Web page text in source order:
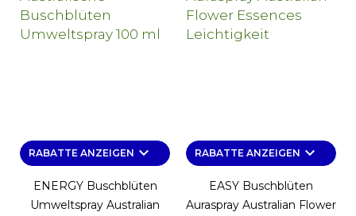
RABATTE ANZEIGEN keyboard_arrow_down
ENERGY Buschblüten
Umweltspray Australian
RABATTE ANZEIGEN keyboard_arrow_down
EASY Buschblüten
Auraspray Australian Flower